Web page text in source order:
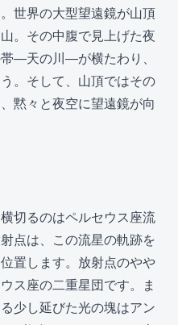
世界の大型望遠鏡が山頂
。その中腹で見上げた夜
―天の川―が横たわり、
。そして、山頂ではその
黙々と夜空に望遠鏡が向
切るのはペルセウス座流
点は、この流星の軌跡を
置します。放射点のやや
ス座の二重星団です。ま
少し延びた光の塊はアン